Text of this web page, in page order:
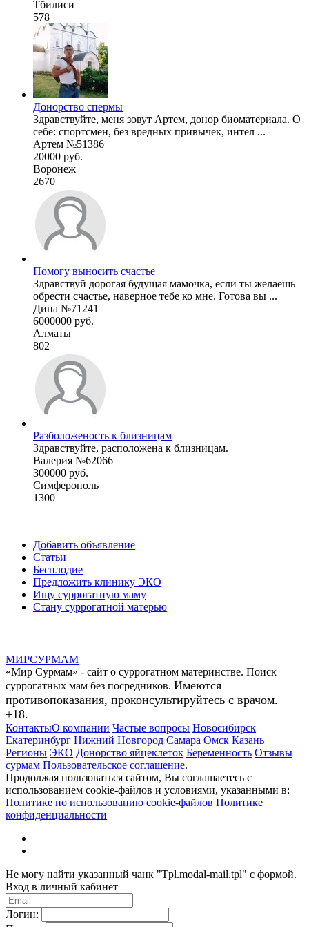
Тбилиси
578
Донорство спермы
Здравствуйте, меня зовут Артем, донор биоматериала. О
себе: спортсмен, без вредных привычек, интел ...
Артем №51386
20000 руб.
Воронеж
2670
Помогу выносить счастье
Здравствуй дорогая будущая мамочка, если ты желаешь
обрести счастье, наверное тебе ко мне. Готова вы ...
Дина №71241
6000000 руб.
Алматы
802
Разболоженость к близницам
Здравствуйте, расположена к близницам.
Валерия №62066
300000 руб.
Симферополь
1300
Добавить объявление
Статьи
Бесплодие
Предложить клинику ЭКО
Ищу суррогатную маму
Стану суррогатной матерью
МИРСУРМАМ
«Мир Сурмам» - сайт о суррогатном материнстве. Поиск
суррогатных мам без посредников. Имеются
противопоказания, проконсультируйтесь с врачом.
+18.
КонтактыО компании Частые вопросы Новосибирск
Екатеринбург Нижний Новгород Самара Омск Казань
Регионы ЭКО Донорство яйцеклеток Беременность Отзывы
сурмам Пользовательское соглашение.
Продолжая пользоваться сайтом, Вы соглашаетесь с
использованием cookie-файлов и условиями, указанными в:
Политике по использованию cookie-файлов Политике
конфиденциальности
Не могу найти указанный чанк "Tpl.modal-mail.tpl" с формой.
Вход в личный кабинет
Логин: